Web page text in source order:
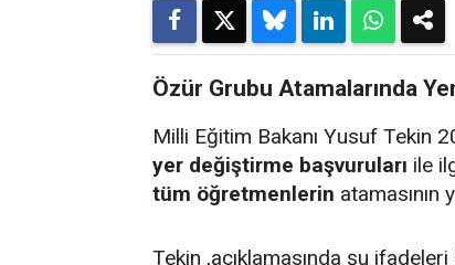
Özür Grubu Atamalarında
Milli Eğitim Bakanı Yusuf Tekin
yer değiştirme başvuruları ile
tüm öğretmenlerin atamasının
Tekin ,açıklamasında şu ifadeleri